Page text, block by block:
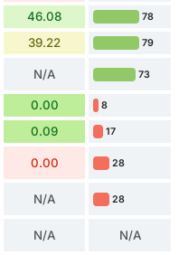
46.08 78
39.22 79
N/A 73
0.00 8
0.09 17
0.00 28
N/A 28
N/A N/A